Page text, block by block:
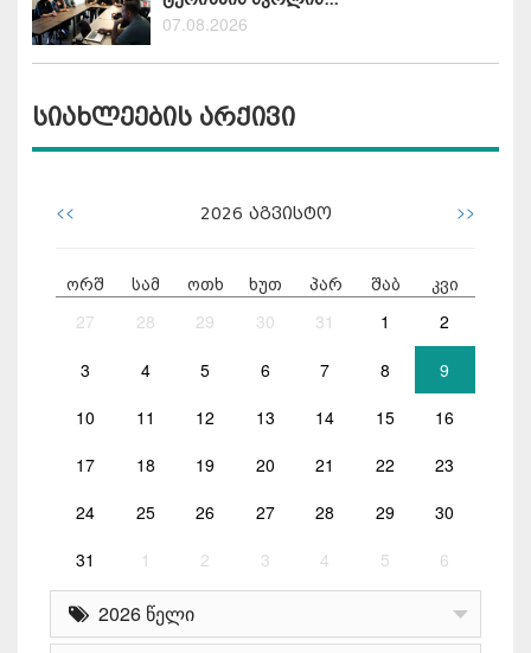
07.08.2026
სიახლეების არქივი
<< 2026 აგვისტო >>
ორშ სამ ოთხ ხუთ პარ შაბ კვი
27 28 29 30 31 1 2
3 4 5 6 7 8 9
10 11 12 13 14 15 16
17 18 19 20 21 22 23
24 25 26 27 28 29 30
31 1 2 3 4 5 6
2026 წელი